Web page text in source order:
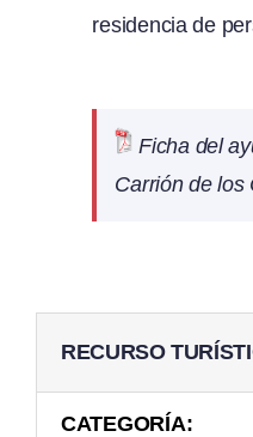
residencia de
Ficha del
Carrión de los
RECURSO
CATEGORÍA: